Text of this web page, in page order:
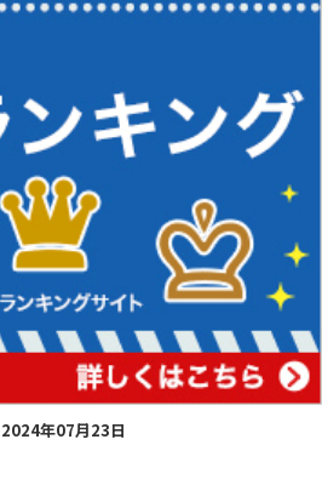
2024年07月23日